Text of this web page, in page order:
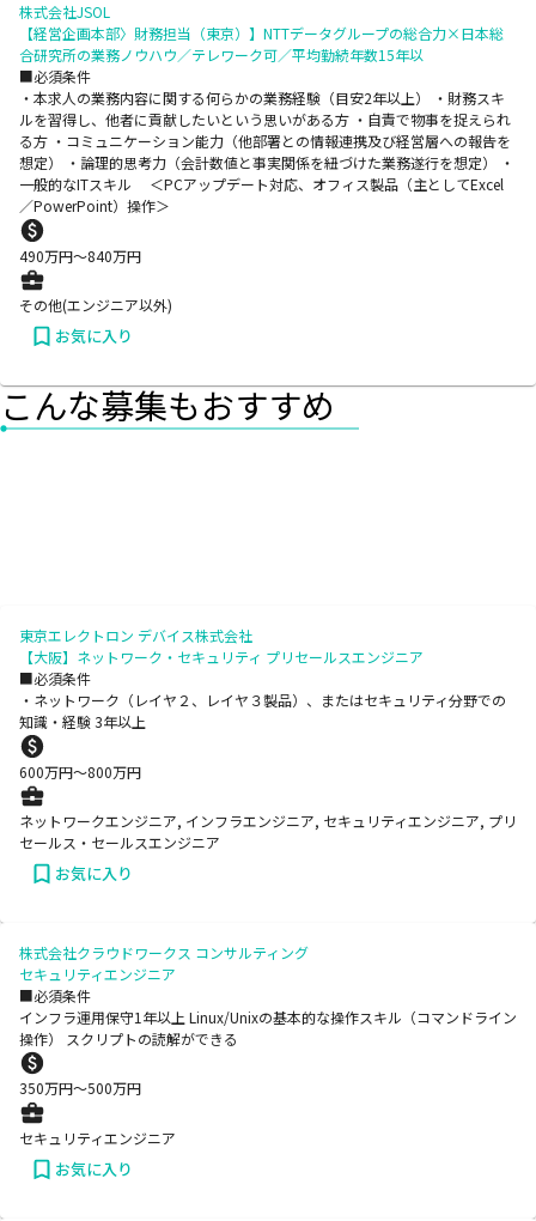
株式会社JSOL
【経営企画本部〉財務担当（東京）】NTTデータグループの総合力×日本総
合研究所の業務ノウハウ／テレワーク可／平均勤続年数15年以
■必須条件
・本求人の業務内容に関する何らかの業務経験（目安2年以上） ・財務スキ
ルを習得し、他者に貢献したいという思いがある方 ・自責で物事を捉えられ
る方 ・コミュニケーション能力（他部署との情報連携及び経営層への報告を
想定） ・論理的思考力（会計数値と事実関係を紐づけた業務遂行を想定） ・
一般的なITスキル ＜PCアップデート対応、オフィス製品（主としてExcel
／PowerPoint）操作＞
490万円〜840万円
その他(エンジニア以外)
お気に入り
こんな募集もおすすめ
東京エレクトロン デバイス株式会社
【大阪】ネットワーク・セキュリティ プリセールスエンジニア
■必須条件
・ネットワーク（レイヤ２、レイヤ３製品）、またはセキュリティ分野での
知識・経験 3年以上
600万円〜800万円
ネットワークエンジニア, インフラエンジニア, セキュリティエンジニア, プリ
セールス・セールスエンジニア
お気に入り
株式会社クラウドワークス コンサルティング
セキュリティエンジニア
■必須条件
インフラ運用保守1年以上 Linux/Unixの基本的な操作スキル（コマンドライン
操作） スクリプトの読解ができる
350万円〜500万円
セキュリティエンジニア
お気に入り